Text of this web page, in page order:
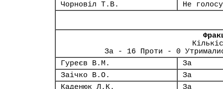
Чорновіл Т.В.
Не
За - 16 Проти - 0
Гуреєв В.М.
За
Заічко В.О.
За
Каденюк Л.К.
За